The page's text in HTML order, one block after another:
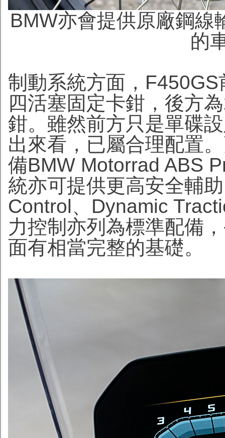
BMW亦會提供原廠鋼線
的
制動系統方面，
四活塞固定卡鉗，後方
鉗。雖然前方只是單碟
出來看，已屬合理配置
備BMW Motorrad ABS
統亦可提供更高安全輔
Control、Dynamic
力控制亦列為標準配備
面有相當完整的基礎。